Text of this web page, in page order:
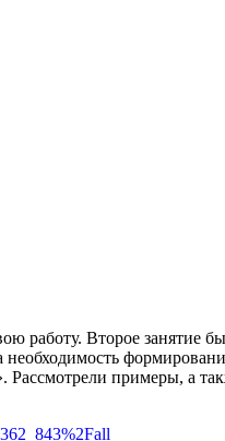
работу. Второе
необходимость
Рассмотрели примеры, а